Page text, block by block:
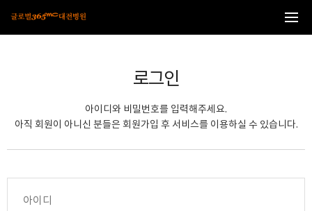
로그인
아이디와 비밀번호를 입력해주세요.
아직 회원이 아니신 분들은 회원가입 후 서비스를 이용하실 수 있습니다.